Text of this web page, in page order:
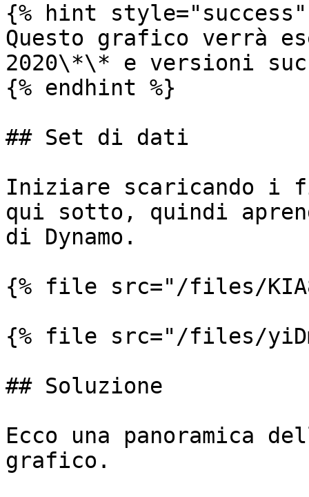
{% hint style="success"
Questo grafico verrà
2020\*\* e versioni
{% endhint %}
## Set di dati
Iniziare scaricando i
qui sotto, quindi
di Dynamo.
{% file src="/files/
{% file src="/files/
## Soluzione
Ecco una panoramica
grafico.